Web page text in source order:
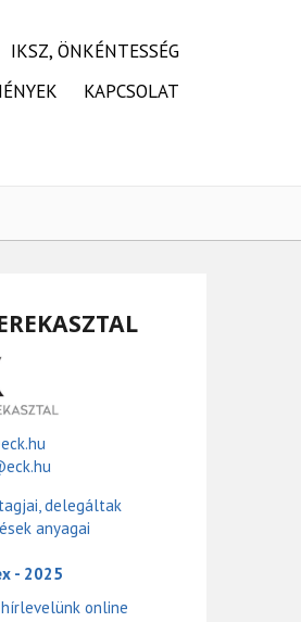
IKSZ, ÖNKÉNTESSÉG
KAPCSOLAT
delegáltak
anyagai
- 2025
hírlevelünk online